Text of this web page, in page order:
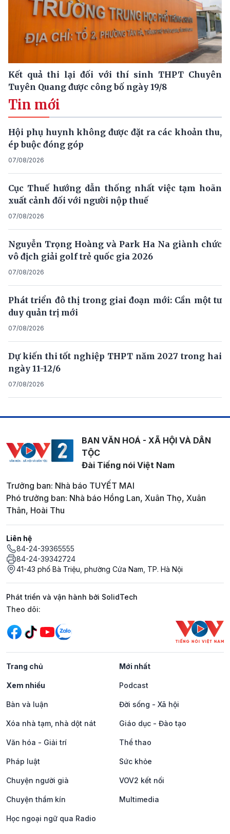
Kết quả thi lại đối với thí sinh THPT Chuyên
Tuyên Quang được công bố ngày 19/8
Tin mới
Hội phụ huynh không được đặt ra các khoản thu,
ép buộc đóng góp
07/08/2026
Cục Thuế hướng dẫn thống nhất việc tạm hoãn
xuất cảnh đối với người nộp thuế
07/08/2026
Nguyễn Trọng Hoàng và Park Ha Na giành chức
vô địch giải golf trẻ quốc gia 2026
07/08/2026
Phát triển đô thị trong giai đoạn mới: Cần một tư
duy quản trị mới
07/08/2026
Dự kiến thi tốt nghiệp THPT năm 2027 trong hai
ngày 11-12/6
07/08/2026
BAN VĂN HOÁ - XÃ HỘI VÀ DÂN
TỘC
Đài Tiếng nói Việt Nam
Trưởng ban: Nhà báo TUYẾT MAI
Phó trưởng ban: Nhà báo Hồng Lan, Xuân Thọ, Xuân
Thân, Hoài Thu
Liên hệ
84-24-39365555
84-24-39342724
41-43 phố Bà Triệu, phường Cửa Nam, TP. Hà Nội
Phát triển và vận hành bởi SolidTech
Mạng xã hội
Theo dõi:
Trang chủ Mới nhất
Xem nhiều Podcast
Bàn và luận Đời sống - Xã hội
Xóa nhà tạm, nhà dột nát Giáo dục - Đào tạo
Văn hóa - Giải trí Thể thao
Pháp luật Sức khỏe
Chuyện người già VOV2 kết nối
Chuyện thầm kín Multimedia
Học ngoại ngữ qua Radio